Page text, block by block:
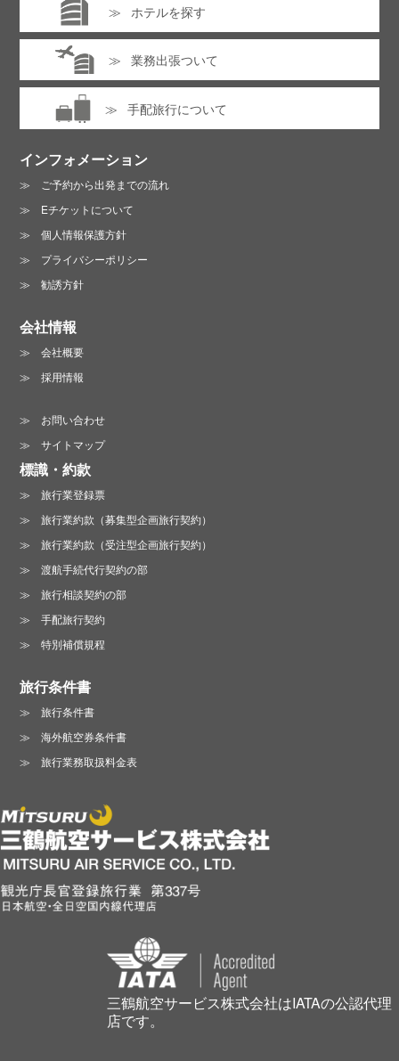
ホテルを探す
業務出張ついて
手配旅行について
インフォメーション
ご予約から出発までの流れ
Eチケットについて
個人情報保護方針
プライバシーポリシー
勧誘方針
会社情報
会社概要
採用情報
お問い合わせ
サイトマップ
標識・約款
旅行業登録票
旅行業約款（募集型企画旅行契約）
旅行業約款（受注型企画旅行契約）
渡航手続代行契約の部
旅行相談契約の部
手配旅行契約
特別補償規程
旅行条件書
旅行条件書
海外航空券条件書
旅行業務取扱料金表
三鶴航空サービス株式会社はIATAの公認代理
店です。